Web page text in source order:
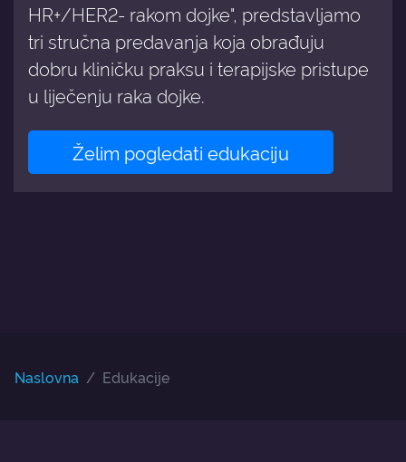
HR+/HER2- rakom dojke", predstavljamo
tri stručna predavanja koja obrađuju
dobru kliničku praksu i terapijske pristupe
u liječenju raka dojke.
Želim pogledati edukaciju
Naslovna Edukacije